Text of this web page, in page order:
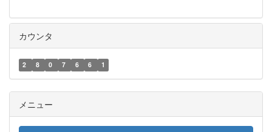
カウンタ
2 8 0 7 6 6 1
メニュー